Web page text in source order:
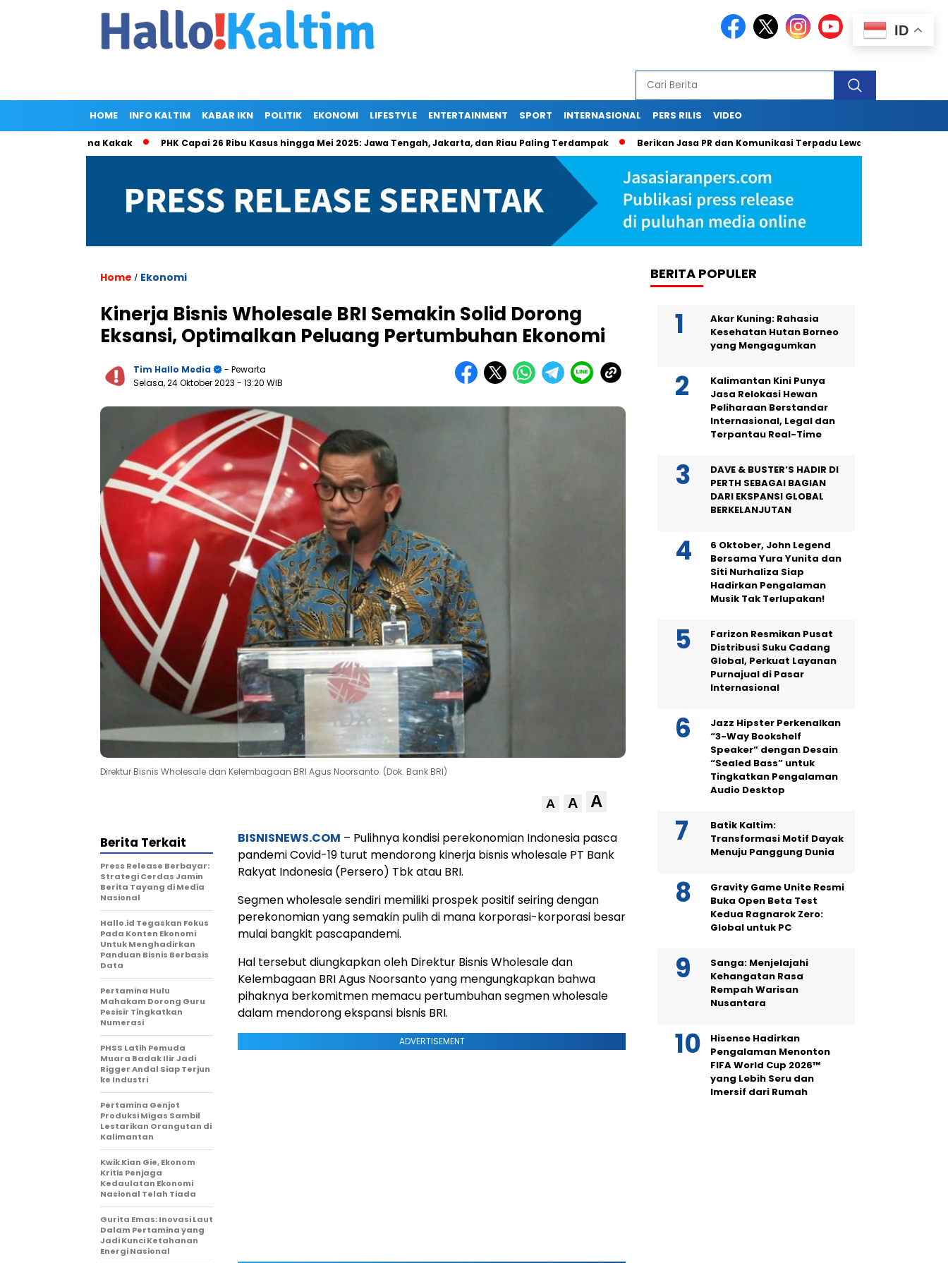
HOME INFO KALTIM KABAR IKN POLITIK EKONOMI LIFESTYLE ENTERTAINMENT SPORT INTERNASIONAL PERS RILIS VIDEO
Cuma Kakak PHK Capai 26 Ribu Kasus hingga Mei 2025: Jawa Tengah, Jakarta, dan Riau Paling Terdampak Berikan Jasa PR dan Komunikasi Terpadu Lewat Press Release,
Home / Ekonomi
Kinerja Bisnis Wholesale BRI Semakin Solid Dorong
Eksansi, Optimalkan Peluang Pertumbuhan Ekonomi
Tim Hallo Media
- Pewarta
Selasa, 24 Oktober 2023 - 13:20 WIB
Direktur Bisnis Wholesale dan Kelembagaan BRI Agus Noorsanto. (Dok. Bank BRI)
A A A
BISNISNEWS.COM – Pulihnya kondisi perekonomian Indonesia pasca
pandemi Covid-19 turut mendorong kinerja bisnis wholesale PT Bank
Rakyat Indonesia (Persero) Tbk atau BRI.
Segmen wholesale sendiri memiliki prospek positif seiring dengan
perekonomian yang semakin pulih di mana korporasi-korporasi besar
mulai bangkit pascapandemi.
Hal tersebut diungkapkan oleh Direktur Bisnis Wholesale dan
Kelembagaan BRI Agus Noorsanto yang mengungkapkan bahwa
pihaknya berkomitmen memacu pertumbuhan segmen wholesale
dalam mendorong ekspansi bisnis BRI.
ADVERTISEMENT
Berita Terkait
Press Release Berbayar:
Strategi Cerdas Jamin
Berita Tayang di Media
Nasional
Hallo.id Tegaskan Fokus
Pada Konten Ekonomi
Untuk Menghadirkan
Panduan Bisnis Berbasis
Data
Pertamina Hulu
Mahakam Dorong Guru
Pesisir Tingkatkan
Numerasi
PHSS Latih Pemuda
Muara Badak Ilir Jadi
Rigger Andal Siap Terjun
ke Industri
Pertamina Genjot
Produksi Migas Sambil
Lestarikan Orangutan di
Kalimantan
Kwik Kian Gie, Ekonom
Kritis Penjaga
Kedaulatan Ekonomi
Nasional Telah Tiada
Gurita Emas: Inovasi Laut
Dalam Pertamina yang
Jadi Kunci Ketahanan
Energi Nasional
BERITA POPULER
Akar Kuning: Rahasia
Kesehatan Hutan Borneo
yang Mengagumkan
Kalimantan Kini Punya
Jasa Relokasi Hewan
Peliharaan Berstandar
Internasional, Legal dan
Terpantau Real-Time
DAVE & BUSTER’S HADIR DI
PERTH SEBAGAI BAGIAN
DARI EKSPANSI GLOBAL
BERKELANJUTAN
6 Oktober, John Legend
Bersama Yura Yunita dan
Siti Nurhaliza Siap
Hadirkan Pengalaman
Musik Tak Terlupakan!
Farizon Resmikan Pusat
Distribusi Suku Cadang
Global, Perkuat Layanan
Purnajual di Pasar
Internasional
Jazz Hipster Perkenalkan
“3-Way Bookshelf
Speaker” dengan Desain
“Sealed Bass” untuk
Tingkatkan Pengalaman
Audio Desktop
Batik Kaltim:
Transformasi Motif Dayak
Menuju Panggung Dunia
Gravity Game Unite Resmi
Buka Open Beta Test
Kedua Ragnarok Zero:
Global untuk PC
Sanga: Menjelajahi
Kehangatan Rasa
Rempah Warisan
Nusantara
Hisense Hadirkan
Pengalaman Menonton
FIFA World Cup 2026™
yang Lebih Seru dan
Imersif dari Rumah
ID